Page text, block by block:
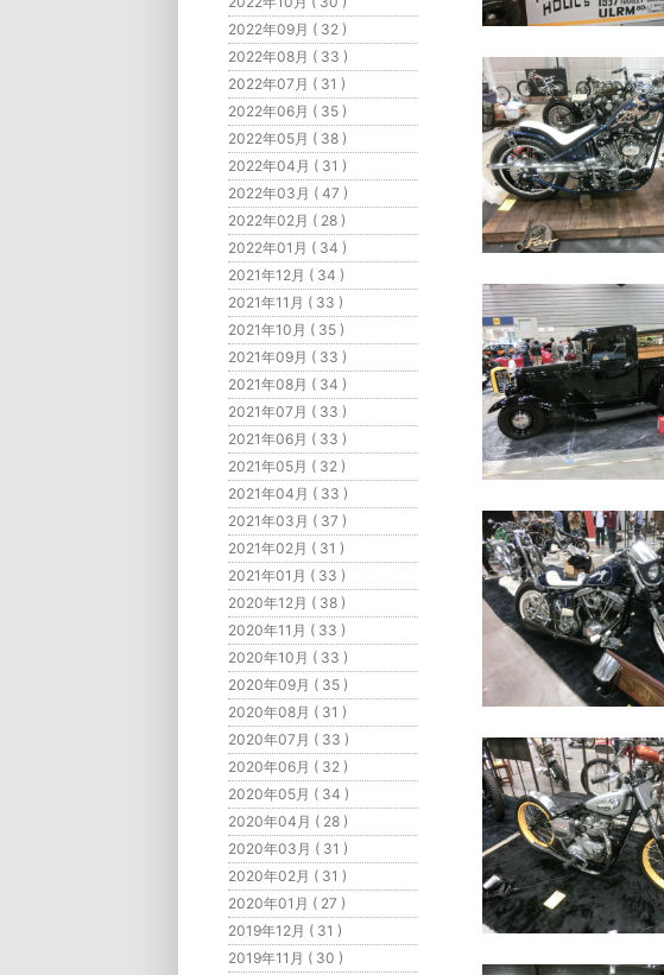
2022年09月 ( 32 )
2022年08月 ( 33 )
2022年07月 ( 31 )
2022年06月 ( 35 )
2022年05月 ( 38 )
2022年04月 ( 31 )
2022年03月 ( 47 )
2022年02月 ( 28 )
2022年01月 ( 34 )
2021年12月 ( 34 )
2021年11月 ( 33 )
2021年10月 ( 35 )
2021年09月 ( 33 )
2021年08月 ( 34 )
2021年07月 ( 33 )
2021年06月 ( 33 )
2021年05月 ( 32 )
2021年04月 ( 33 )
2021年03月 ( 37 )
2021年02月 ( 31 )
2021年01月 ( 33 )
2020年12月 ( 38 )
2020年11月 ( 33 )
2020年10月 ( 33 )
2020年09月 ( 35 )
2020年08月 ( 31 )
2020年07月 ( 33 )
2020年06月 ( 32 )
2020年05月 ( 34 )
2020年04月 ( 28 )
2020年03月 ( 31 )
2020年02月 ( 31 )
2020年01月 ( 27 )
2019年12月 ( 31 )
2019年11月 ( 30 )